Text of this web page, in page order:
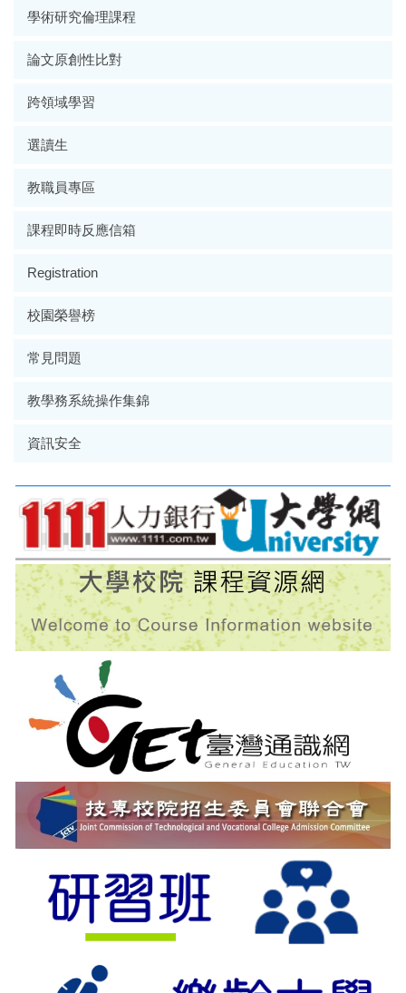
學術研究倫理課程
論文原創性比對
跨領域學習
選讀生
教職員專區
課程即時反應信箱
Registration
校園榮譽榜
常見問題
教學務系統操作集錦
資訊安全